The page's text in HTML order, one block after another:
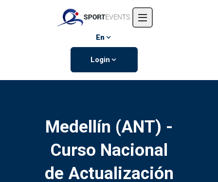
Events
En
Login
Medellín (ANT) -
Curso Nacional
de Actualización